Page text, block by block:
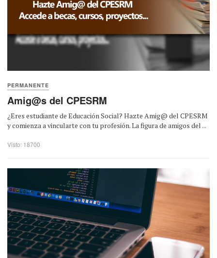
PERMANENTE
Amig@s del CPESRM
¿Eres estudiante de Educación Social? Hazte Amig@ del CPESRM
y comienza a vincularte con tu profesión. La figura de amigos del ...
Visto: 18700